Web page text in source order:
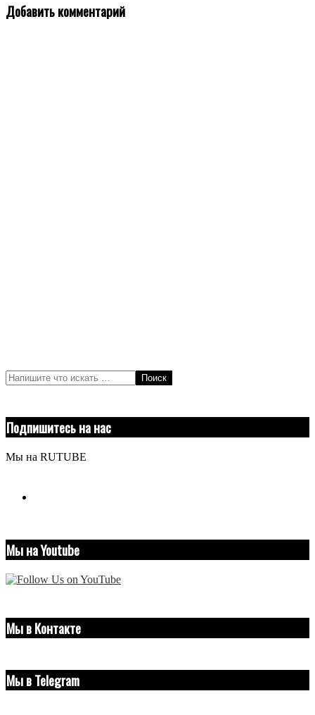
Добавить комментарий
Поиск
Подпишитесь на нас
Мы на RUTUBE
Мы на Youtube
Мы в Контакте
Мы в Telegram